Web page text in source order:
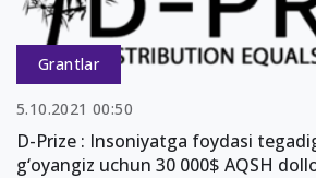
Grantlar
5.10.2021 00:50
D-Prize : Insoniyatga foydasi
g‘oyangiz uchun 30 000$ AQSH